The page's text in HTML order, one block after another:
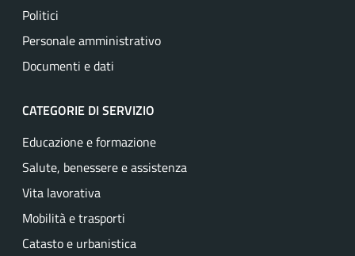
Politici
Personale amministrativo
Documenti e dati
CATEGORIE DI SERVIZIO
Educazione e formazione
Salute, benessere e assistenza
Vita lavorativa
Mobilità e trasporti
Catasto e urbanistica